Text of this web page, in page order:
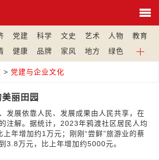
党建 科学 文史 艺术 人物
教育
健康 品牌 家风 地方 绿色
> 党建与企业文化
丽田园
发展依靠人民、发展成果由人民共享，在
注解。据统计，2023年鸦渡社区居民人均
上年增加约1万元；刚刚“尝鲜”旅游业的蔡
3.8万元，比上年增加约5000元。